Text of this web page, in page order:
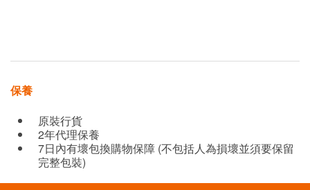
保養
原裝行貨
2年代理保養
7日內有壞包換購物保障 (不包括人為損壞並須要保留
完整包裝)